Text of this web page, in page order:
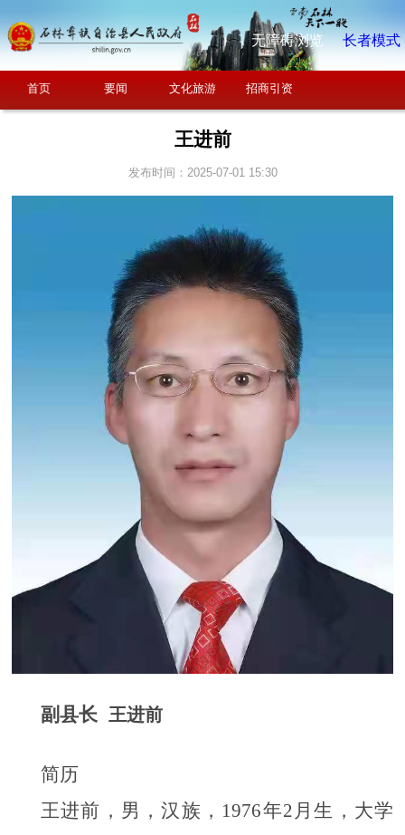
无障碍浏览 长者模式
首页 要闻 文化旅游 招商引资
王进前
发布时间：2025-07-01 15:30
副县长 王进前
简历
王进前，男，汉族，1976年2月生，大学